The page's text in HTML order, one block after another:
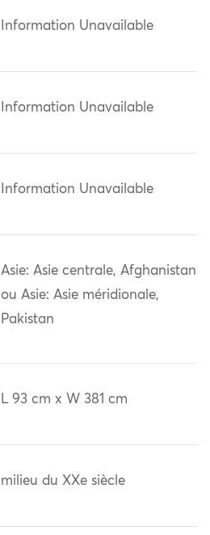
Information Unavailable
Information Unavailable
Information Unavailable
Asie: Asie centrale, Afghanistan
ou Asie: Asie méridionale,
Pakistan
L 93 cm x W 381 cm
milieu du XXe siècle